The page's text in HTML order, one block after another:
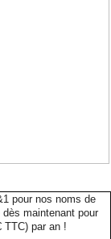
pour nos noms de
maintenant pour
TTC) par an !